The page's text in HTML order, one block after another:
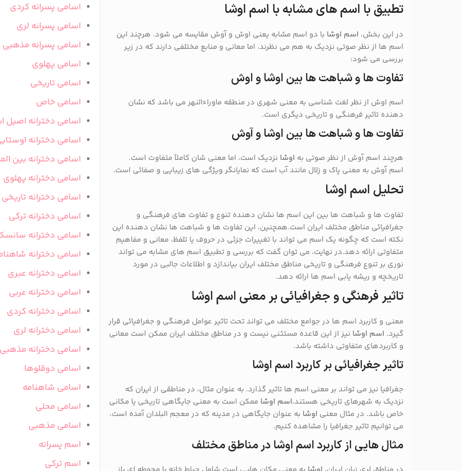
تطبیق با اسم های مشابه با اسم اوشا
در این بخش، اسم اوشا با دو اسم مشابه یعنی اوش و آوش مقایسه می شود. هرچند این
اسم ها از نظر صوتی نزدیک به هم می نظرند، اما معانی و منابع مختلفی دارند که در زیر
بررسی می شود:
تفاوت ها و شباهت ها بین اوشا و اوش
اسم اوش از نظر لغت شناسی به معنی شهری در منطقه ماوراءالنهر می باشد که نشان
دهنده تاثیر فرهنگی و تاریخی دیگری است.
تفاوت ها و شباهت ها بین اوشا و آوش
هرچند اسم آوش از نظر صوتی به اوشا نزدیک است، اما معنی شان کاملاً متفاوت است.
اسم آوش به معنی پاک و زلال مانند آب است که نمایانگر ویژگی های زیبایی و صفائی است.
تحلیل اسم اوشا
تفاوت ها و شباهت ها بین این اسم ها نشان دهنده تنوع و تفاوت های فرهنگی و
جغرافیائی مناطق مختلف ایران است.همچنین، این تفاوت ها و شباهت ها نشان دهنده این
نکته است که چگونه یک اسم می تواند با تغییرات جزئی در حروف یا تلفظ، معانی و مفاهیم
متفاوتی ارائه دهد.در نهایت، می توان گفت که بررسی و تطبیق اسم های مشابه می تواند
نوری بر تنوع فرهنگی و تاریخی مناطق مختلف ایران بیاندازد و اطلاعات جالبی در مورد
تاریخچه و ریشه یابی اسم ها ارائه دهد.
تاثیر فرهنگی و جغرافیائی بر معنی اسم اوشا
معنی و کاربرد اسم ها در جوامع مختلف می تواند تحت تاثیر عوامل فرهنگی و جغرافیائی قرار
گیرد. اسم اوشا نیز از این قاعده مستثنی نیست و در مناطق مختلف ایران ممکن است معانی
و کاربردهای متفاوتی داشته باشد.
تاثیر جغرافیائی بر کاربرد اسم اوشا
جغرافیا نیز می تواند بر معنی اسم ها تاثیر گذارد. به عنوان مثال، در مناطقی از ایران که
نزدیک به شهرهای تاریخی هستند،اسم اوشا ممکن است به معنی جایگاهی تاریخی یا مکانی
خاص باشد. در مثال معنی اوشا به عنوان جایگاهی در مدینه که در معجم البلدان آمده است،
می توانیم تاثیر جغرافیا را مشاهده کنیم.
مثال هایی از کاربرد اسم اوشا در مناطق مختلف
اسامی پسرانه کردی
اسامی پسرانه لری
اسامی پسرانه مذهبی
اسامی پهلوی
اسامی تاریخی
اسامی خاص
اسامی دخترانه اصیل
اسامی دخترانه
اسامی دخترانه بین
اسامی دخترانه پهلوی
اسامی دخترانه تاریخی
اسامی دخترانه ترکی
اسامی دخترانه
اسامی دخترانه
اسامی دخترانه عبری
اسامی دخترانه عربی
اسامی دخترانه کردی
اسامی دخترانه لری
اسامی دخترانه مذهبی
اسامی دوقلوها
اسامی شاهنامه
اسامی محلی
اسامی مذهبی
اسم پسرانه
اسم ترکی